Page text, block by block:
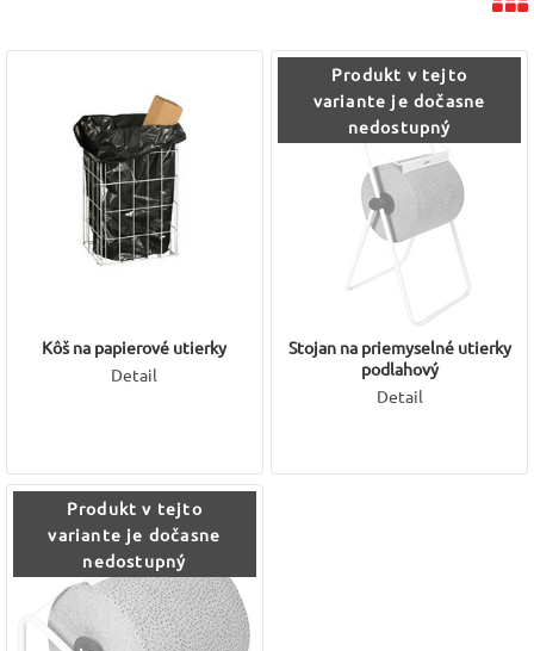
rolke. Je vybavený aj držiakom na vrecúška na odpad, čo
zaisťuje komplexné a čisté pracovné riešenie.
Nástenný/Stolový držiak:
Univerzálnejší stojan na
priemyselné utierky v rolke, ktorý možno zavesiť na stenu
alebo umiestniť na rovnú plochu.
Kôš na Utierky🗑️:
Skladací kôš:Kôš z hliníkových prútov potiahnutých bielym
PVC, určený na použité papierové utierky. Má veľký objem 47
litrov, čo je praktické pre priestory s vysokou spotrebou
Sortiment je špecifický a priamo nadväzuje na ponuku veľkých
JUMBO roliek a priemyselných utierok, čím zabezpečuje
profesionálnu infraštruktúru pre hygienu a upratovanie v pracovnom
Kôš na papierové utierky
Detail
Produkt v tejto
variante je dočasne
nedostupný
Stojan na priemyselné utierky
podlahový
Detail
Produkt v tejto
variante je dočasne
nedostupný